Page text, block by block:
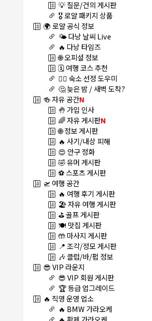
💡 질문/건의 게시판
🎖️ 로얄 패키지 상품
🌍 로얄 공식 정보
🌤️ 다낭 날씨 Live
🔥 다낭 타임즈
🌐 오피셜 정보
🗓️ 여행 코스 추천
🏊‍♀️ 숙소 선정 도우미
🤔 늦은 밤 / 새벽 도착?
🍻 자유 공간N
🤚 가입 인사
🌈 자유 게시판N
🌐 정보 게시판
🔥 사기/내상 피해
😍 안구 정화
🤣 유머 게시판
⚽ 스포츠 게시판
🛫 여행 공간
🔥 여행 후기 게시판
🏖️ 자유 여행 게시판
⛳ 골프 게시판
🍽️ 맛집 게시판
🤲 마사지 게시판
📍 조각/정모 게시판
🎶 클럽/바/펍 정보
😎 VIP 라운지
😎 VIP 회원 게시판
🏆 등급 업그레이드
🔥 직영 운영 업소
🔥 BMW 가라오케